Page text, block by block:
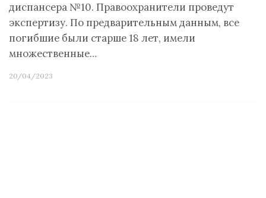
диспансера №10. Правоохранители проведут
экспертизу. По предварительным данным, все
погибшие были старше 18 лет, имели
множественные…
20/04/2023